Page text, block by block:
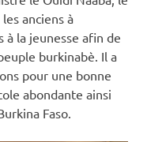
anciens à
la jeunesse afin de
burkinabè. Il a
pour une bonne
abondante ainsi
Faso.